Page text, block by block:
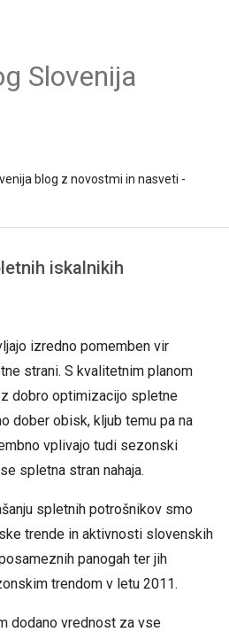
Slovenija
blog z novostmi in nasveti -
iskalnikih
izredno pomemben vir
strani. S kvalitetnim planom
dobro optimizacijo spletne
dober obisk, kljub temu pa na
vplivajo tudi sezonski
spletna stran nahaja.
spletnih potrošnikov smo
trende in aktivnosti slovenskih
panogah ter jih
trendom v letu 2011.
dodano vrednost za vse